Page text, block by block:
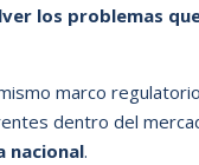
los problemas
marco
dentro del
nacional.